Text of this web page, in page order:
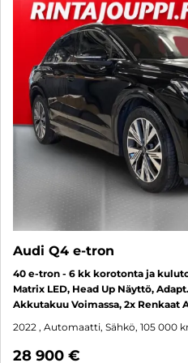
Audi Q4 e-tron
40 e-tron - 6 kk korotonta ja
Matrix LED, Head Up Näyttö,
Akkutakuu Voimassa, 2x Renkaat
2022 , Automaatti, Sähkö, 105 000
28 900 €